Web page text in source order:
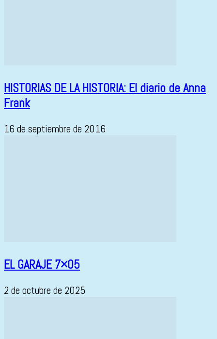
HISTORIAS DE LA HISTORIA: El diario de Anna
Frank
16 de septiembre de 2016
EL GARAJE 7×05
2 de octubre de 2025